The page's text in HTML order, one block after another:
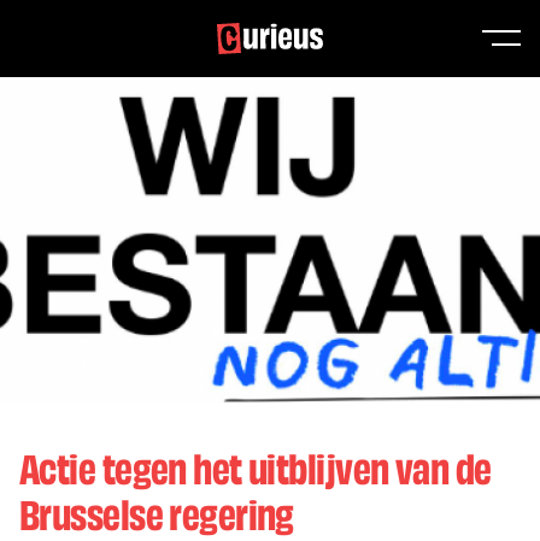
Actie tegen het uitblijven van de
Brusselse regering